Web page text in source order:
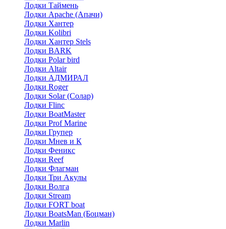
Лодки Таймень
Лодки Apache (Апачи)
Лодки Хантер
Лодки Kolibri
Лодки Хантер Stels
Лодки BARK
Лодки Polar bird
Лодки Altair
Лодки АДМИРАЛ
Лодки Roger
Лодки Solar (Солар)
Лодки Flinc
Лодки BoatMaster
Лодки Prof Marine
Лодки Групер
Лодки Мнев и К
Лодки Феникс
Лодки Reef
Лодки Флагман
Лодки Три Акулы
Лодки Волга
Лодки Stream
Лодки FORT boat
Лодки BoatsMan (Боцман)
Лодки Marlin